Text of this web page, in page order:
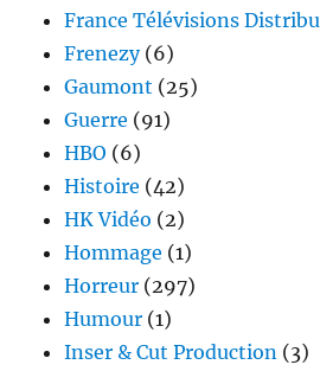
France Télévisions
Frenezy(6)
Gaumont (25)
Guerre (91)
HBO (6)
Histoire (42)
HK Vidéo (2)
Hommage (1)
Horreur (297)
Humour (1)
Inser & Cut Production (3)